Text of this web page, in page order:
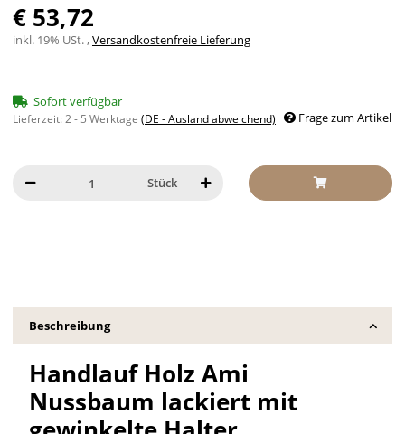
€ 53,72
inkl. 19% USt. ,Versandkostenfreie Lieferung
Sofort verfügbar
Lieferzeit:2 - 5 Werktage (DE - Ausland abweichend) Frage zum Artikel
Stück
Beschreibung
Handlauf Holz Ami
Nussbaum lackiert mit